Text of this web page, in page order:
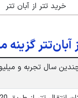
خرید تتر از آبان تتر
آبان‌تتر
سال تجربه و